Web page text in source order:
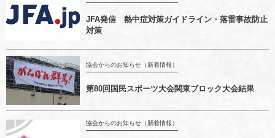
JFA発信 熱中症対策ガイドライン・落雷事故防止
対策
協会からのお知らせ（新着情報）
第80回国民スポーツ大会関東ブロック大会結果
協会からのお知らせ（新着情報）